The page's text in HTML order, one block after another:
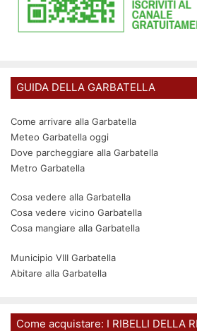
GUIDA DELLA GARBATELLA
Come arrivare alla Garbatella
Meteo Garbatella oggi
Dove parcheggiare alla Garbatella
Metro Garbatella
Cosa vedere alla Garbatella
Cosa vedere vicino Garbatella
Cosa mangiare alla Garbatella
Municipio VIII Garbatella
Abitare alla Garbatella
Come acquistare: I RIBELLI DELLA